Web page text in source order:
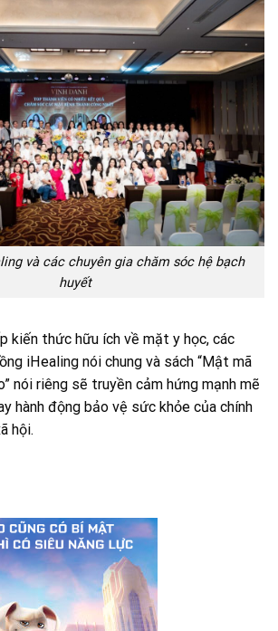
và các chuyên gia chăm sóc hệ bạch
huyết
kiến thức hữu ích về mặt y học, các
iHealing nói chung và sách “Mật mã
nói riêng sẽ truyền cảm hứng mạnh mẽ
hành động bảo vệ sức khỏe của chính
hội.